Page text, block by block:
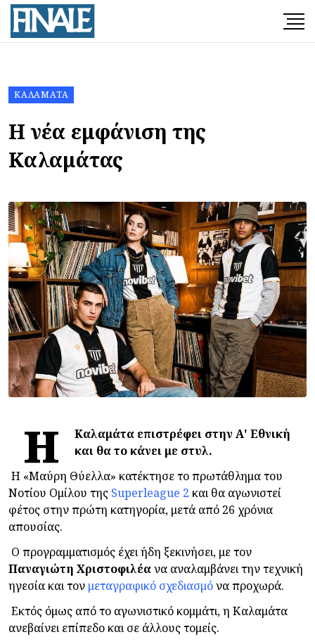
ΚΑΛΑΜΆΤΑ
Η νέα εμφάνιση της
Καλαμάτας
Η
Καλαμάτα επιστρέφει στην Α' Εθνική
και θα το κάνει με στυλ.
Η «Μαύρη Θύελλα» κατέκτησε το πρωτάθλημα του
Νοτίου Ομίλου της Superleague 2 και θα αγωνιστεί
φέτος στην πρώτη κατηγορία, μετά από 26 χρόνια
απουσίας.
Ο προγραμματισμός έχει ήδη ξεκινήσει, με τον
Παναγιώτη Χριστοφιλέανα αναλαμβάνει την τεχνική
ηγεσία και τον μεταγραφικό σχεδιασμόνα προχωρά.
Εκτός όμως από το αγωνιστικό κομμάτι, η Καλαμάτα
ανεβαίνει επίπεδο και σε άλλους τομείς.